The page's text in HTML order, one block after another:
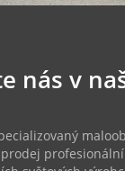
nás v